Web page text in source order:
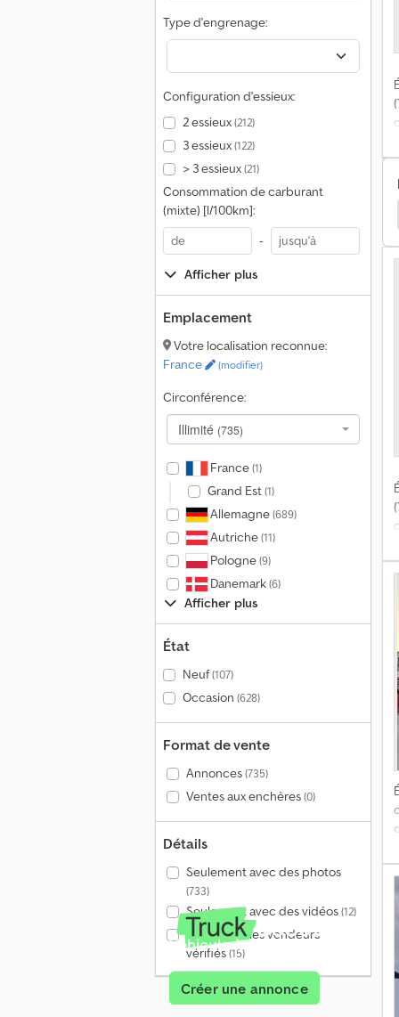
Type d'engrenage:
Configuration d'essieux:
2 essieux(212)
3 essieux(122)
> 3 essieux(21)
Consommation de carburant
(mixte) [l/100km]:
-
Afficher plus
Emplacement
Votre localisation reconnue:
France
(modifier)
Circonférence:
Illimité (735)
France(1)
Grand Est(1)
Allemagne(689)
Autriche(11)
Pologne(9)
Danemark(6)
Afficher plus
État
Neuf(107)
Occasion (628)
Format de vente
Annonces(735)
Ventes aux enchères(0)
Détails
Seulement avec des photos
(733)
Seulement avec des vidéos(12)
Seulement les vendeurs
vérifiés(15)
Véhicule à vendre ?
Créer une annonce
Hako Citymaster Véh. De Voirie